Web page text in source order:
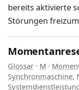
bereits aktivierte
Störungen
Glossar · M ·
Synchronmaschine,